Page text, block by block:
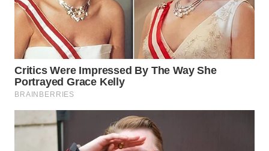
WN
SEMARANG
WN
SOLO
WN
BOROBUDUR